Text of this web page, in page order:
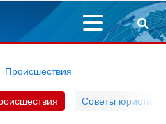
Происшествия
Советы юриста